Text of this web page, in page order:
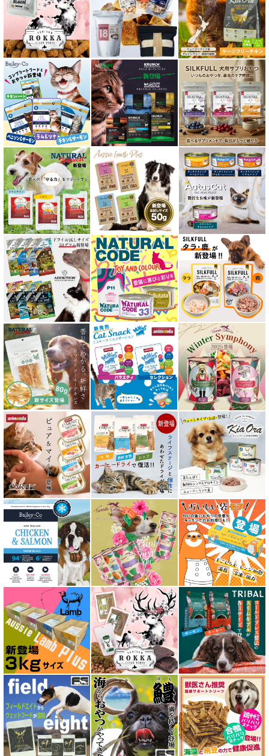
胃腸ケア対応 フード for CAT
口腔内・喉ケア対応商品 猫用
食欲サポート対応キャットフード
肝臓ケア対応キャットフード
免疫サポート 猫用
低脂肪 ドライフード for CAT
水分補給用ウェットフード for CAT
特集 穀物不使用 キャットフード（ドライ）
エアドライ キャットフード
フリーズドライ キャットフード
おやつ全アイテム
素材そのまま
アイファクトリーおやつ
アタスキャット Aatas Cat
アディクション Addiction
アニモンダ ANIMONDA
アマノヴァ Amanova
アルモネイチャー almo nature
アンブロシア AMBROSIA
アートゥー AATU
アーテミス ARTEMIS
イティ iti
ウェルネス ヘルシーバランス
ウルフブラット WOLFSBLUT
エーワン AWAN DOG FOOD